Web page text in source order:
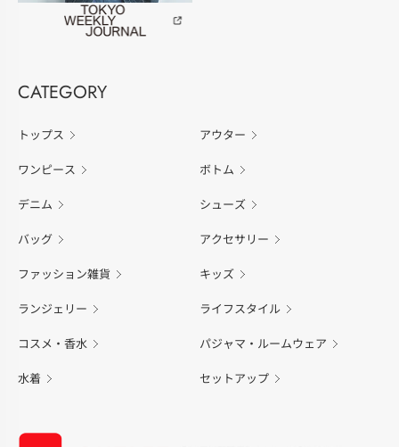
CATEGORY
トップス アウター
ワンピース ボトム
デニム シューズ
バッグ アクセサリー
ファッション雑貨 キッズ
ランジェリー ライフスタイル
コスメ・香水 パジャマ・ルームウェア
水着 セットアップ